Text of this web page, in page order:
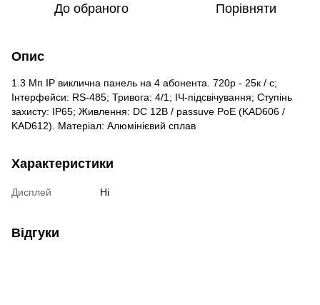
До обраного Порівняти
Опис
1.3 Мп IP виклична панель на 4 абонента. 720р - 25к / с;
Інтерфейси: RS-485; Тривога: 4/1; ІЧ-підсвічування; Ступінь
захисту: IP65; Живлення: DC 12В / passuve PoE (KAD606 /
KAD612). Матеріал: Алюмінієвий сплав
Характеристики
Дисплей Ні
Відгуки